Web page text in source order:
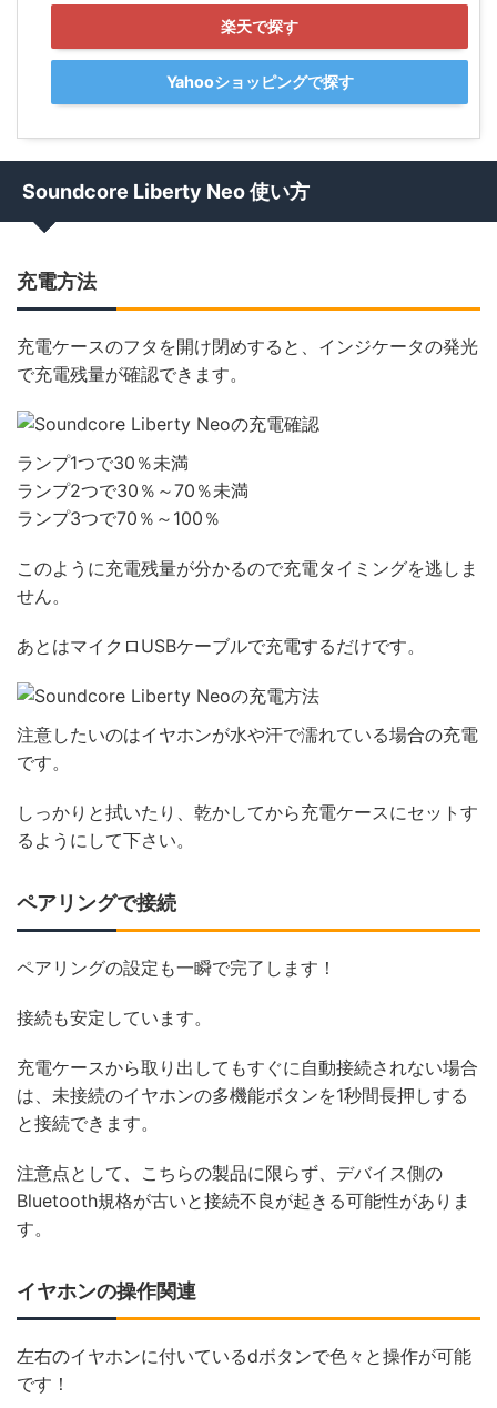
楽天で探す
Yahooショッピングで探す
Soundcore Liberty Neo 使い方
充電方法
充電ケースのフタを開け閉めすると、インジケータの発光
で充電残量が確認できます。
ランプ1つで30％未満
ランプ2つで30％～70％未満
ランプ3つで70％～100％
このように充電残量が分かるので充電タイミングを逃しま
せん。
あとはマイクロUSBケーブルで充電するだけです。
注意したいのはイヤホンが水や汗で濡れている場合の充電
です。
しっかりと拭いたり、乾かしてから充電ケースにセットす
るようにして下さい。
ペアリングで接続
ペアリングの設定も一瞬で完了します！
接続も安定しています。
充電ケースから取り出してもすぐに自動接続されない場合
は、未接続のイヤホンの多機能ボタンを1秒間長押しする
と接続できます。
注意点として、こちらの製品に限らず、デバイス側の
Bluetooth規格が古いと接続不良が起きる可能性がありま
す。
イヤホンの操作関連
左右のイヤホンに付いているdボタンで色々と操作が可能
です！